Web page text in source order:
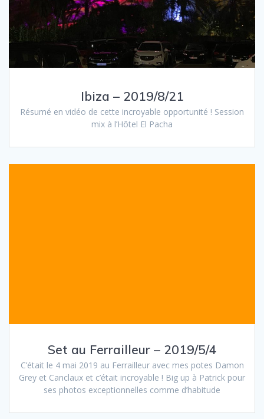
Ibiza – 2019/8/21
Résumé en vidéo de cette incroyable opportunité ! Session
mix à l’Hôtel El Pacha
Set au Ferrailleur – 2019/5/4
C’était le 4 mai 2019 au Ferrailleur avec mes potes Damon
Grey et Canclaux et c’était incroyable ! Big up à Patrick pour
ses photos exceptionnelles comme d’habitude